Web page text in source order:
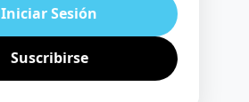
Iniciar Sesión
Suscribirse